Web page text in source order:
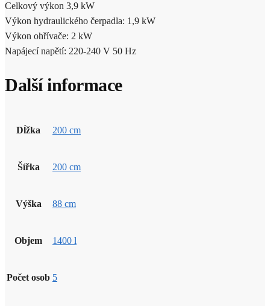
Celkový výkon 3,9 kW
Výkon hydraulického čerpadla: 1,9 kW
Výkon ohřívače: 2 kW
Napájecí napětí: 220-240 V 50 Hz
Další informace
Dĺžka 200 cm
Šířka 200 cm
Výška 88 cm
Objem 1400 l
Počet osob 5